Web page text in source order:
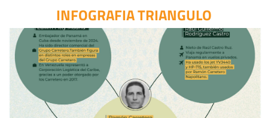
INFOGRAFIA TRIANGULO